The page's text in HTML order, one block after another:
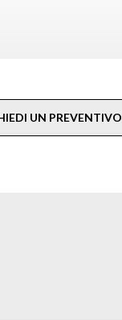
UN PREVENTIVO